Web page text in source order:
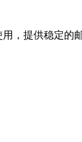
，提供稳定的